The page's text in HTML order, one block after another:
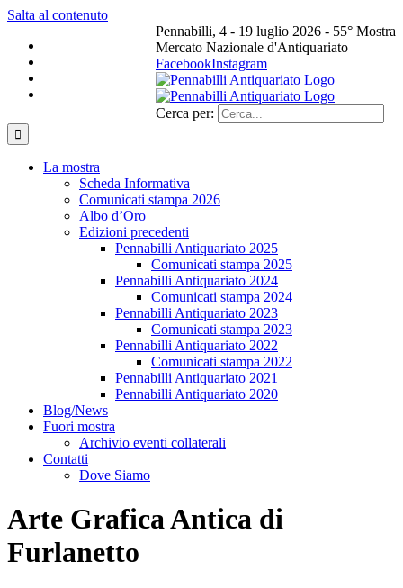
Salta al contenuto
Pennabilli, 4 - 19 luglio 2026 - 55° Mostra
Mercato Nazionale d'Antiquariato
FacebookInstagram
Cerca per:
La mostra
Scheda Informativa
Comunicati stampa 2026
Albo d’Oro
Edizioni precedenti
Pennabilli Antiquariato 2025
Comunicati stampa 2025
Pennabilli Antiquariato 2024
Comunicati stampa 2024
Pennabilli Antiquariato 2023
Comunicati stampa 2023
Pennabilli Antiquariato 2022
Comunicati stampa 2022
Pennabilli Antiquariato 2021
Pennabilli Antiquariato 2020
Blog/News
Fuori mostra
Archivio eventi collaterali
Contatti
Dove Siamo
Arte Grafica Antica di
Furlanetto